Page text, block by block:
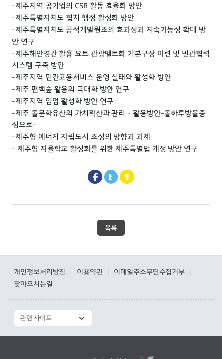
-제주지역 공기업의 CSR 활동 효율화 방안
-제주특별자치도 협치 행정 활성화 방안
-제주특별자치도 공적개발원조의 효과성과 지속가능성 확대 방
안 연구
-제주해안경관 활용 요트 관광벨트화 기본구상 마련 및 민관협력
시스템 구축 방안
-제주지역 민간고용서비스 운영 실태와 활성화 방안
-제주 편백숲 활용의 극대화 방안 연구
-제주지역 임업 활성화 방안 연구
-제주 돌문화유산의 가치확산과 관리・활용방안–돌하루방을중
심으로-
-제주형 에너지 자립도시 조성의 방향과 과제
- 제주형 자율학교 활성화를 위한 제주특별법 개정 방안 연구
목록
개인정보처리방침 이용약관 이메일주소무단수집거부
찾아오시는길